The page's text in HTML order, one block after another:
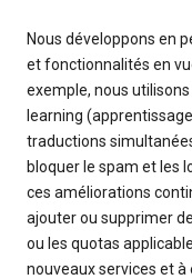
Nous développons en
et fonctionnalités en
exemple, nous
learning
traductions
bloquer le spam et les
ces améliorations
ajouter ou supprimer
ou les quotas
nouveaux services et à